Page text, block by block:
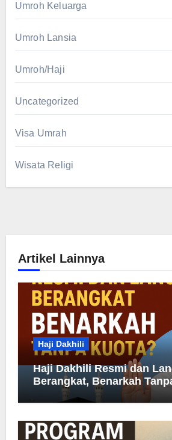
Umroh Keluarga
Umroh Lansia
Umroh/Haji
Uncategorized
Visa Umrah
Wisata Religi
Artikel Lainnya
Haji Dakhili
Haji Dakhili Resmi dan
Berangkat, Benarkah